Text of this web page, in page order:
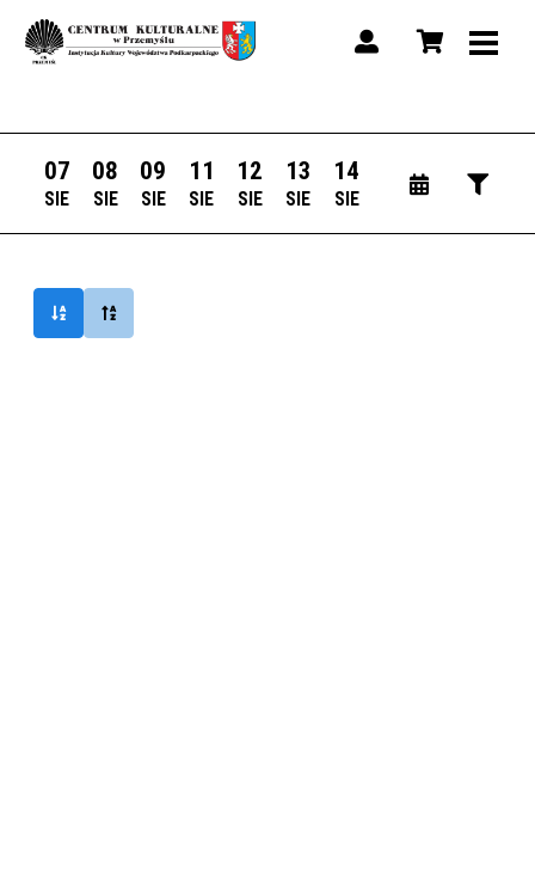
07
SIE
08
SIE
09
SIE
11
SIE
12
SIE
13
SIE
14
SIE